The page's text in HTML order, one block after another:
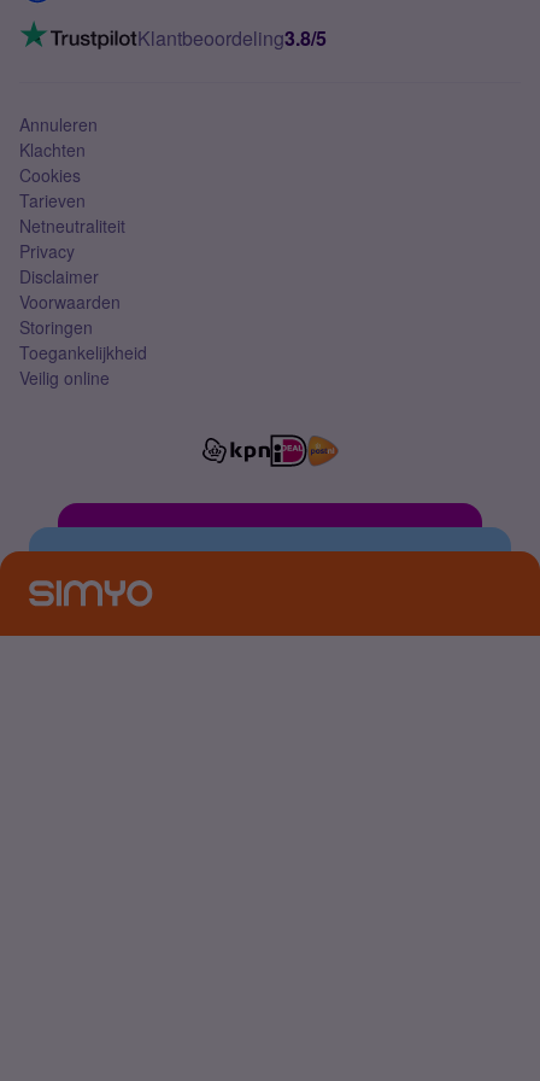
Mobiel internet
Mobiel abonnement
VoLTE 4G bellenKlantbeoordeling3.8/5
Annuleren
Klachten
Cookies
Tarieven
Netneutraliteit
Privacy
Disclaimer
Voorwaarden
Storingen
Toegankelijkheid
Veilig online